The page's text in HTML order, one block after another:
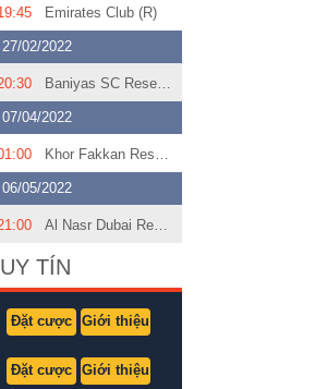
Emirates Club (R)
27/02/2022
Baniyas SC Reserves
07/04/2022
Khor Fakkan Reserves
06/05/2022
Al Nasr Dubai Reserve
TÍN
Đặt cược Giới thiệu
Đặt cược Giới thiệu